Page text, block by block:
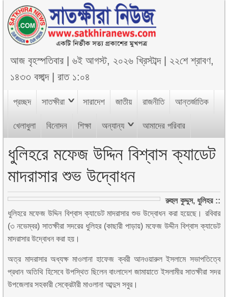
আজবৃহস্পতিবার |৬ই আগস্ট, ২০২৬ খ্রিস্টাব্দ| ২২শে শ্রাবণ,
১৪৩৩ বঙ্গাব্দ|রাত ১:০৪
প্রচ্ছদ সাতক্ষীরা সারাদেশ জাতীয় রাজনীতি আন্তর্জাতিক
খেলাধুলা বিনোদন শিক্ষা অন্যান্য আমাদের পরিবার
ধুলিহরে মফেজ উদ্দিন বিশ্বাস ক্যাডেট
মাদরাসার শুভ উদ্বোধন
রুহুল কুদ্দুস, ধুলিহর ::
ধুলিহরে মফেজ উদ্দিন বিশ্বাস ক্যাডেট মাদরাসার শুভ উদ্বোধন করা হয়েছে। রবিবার
(৩ নভেম্বর) সাতক্ষীরা সদরের ধুলিহর (কাছারী পাড়ায়) মফেজ উদ্দীন বিশ্বাস ক্যাডেট
মাদরাসার উদ্বোধন করা হয়।
অত্র মাদরাসার অধ্যক্ষ মাওলানা হাফেজ ক্বরী আনওয়ারুল ইসলামে সভাপতিত্বে
প্রধান অতিথি হিসেবে উপস্থিত ছিলেন বাংলাদেশ জামায়াতে ইসলামীর সাতক্ষীরা সদর
উপজেলার সহকারী সেক্রেটারী মাওলানা আব্দুস সবুর।